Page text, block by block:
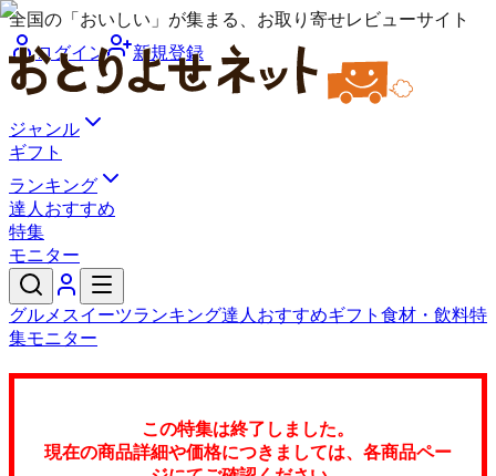
全国の「おいしい」が集まる、お取り寄せレビューサイト
ログイン
新規登録
ジャンル
ギフト
ランキング
達人おすすめ
特集
モニター
グルメ スイーツランキング達人おすすめギフト 食材・飲料特
集モニター
この特集は終了しました。
現在の商品詳細や価格につきましては、各商品ペー